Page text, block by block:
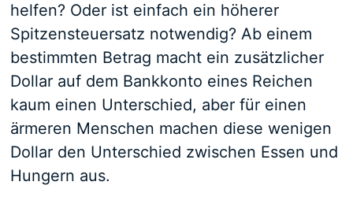
helfen? Oder ist einfach ein höherer
Spitzensteuersatz notwendig? Ab einem
bestimmten Betrag macht ein zusätzlicher
Dollar auf dem Bankkonto eines Reichen
kaum einen Unterschied, aber für einen
ärmeren Menschen machen diese wenigen
Dollar den Unterschied zwischen Essen und
Hungern aus.